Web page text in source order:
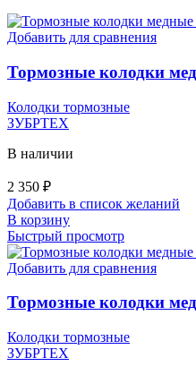
Добавить для сравнения
Тормозные колодки
Колодки тормозные
ЗУБРТЕХ
В наличии
2 350 ₽
Добавить в список желаний
В корзину
Быстрый просмотр
Добавить для сравнения
Тормозные колодки
Колодки тормозные
ЗУБРТЕХ